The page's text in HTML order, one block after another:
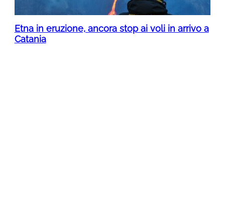
Etna in eruzione, ancora stop ai voli in arrivo a
Catania